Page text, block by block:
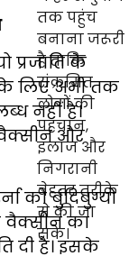
प्रजाति के
लिए अभी तक
नहीं है।
और
को बुंदिबुग्यो
वैक्सीन का
दी है। इसके